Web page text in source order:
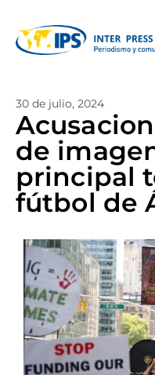
30 de julio, 2024
de
principal
fútbol de